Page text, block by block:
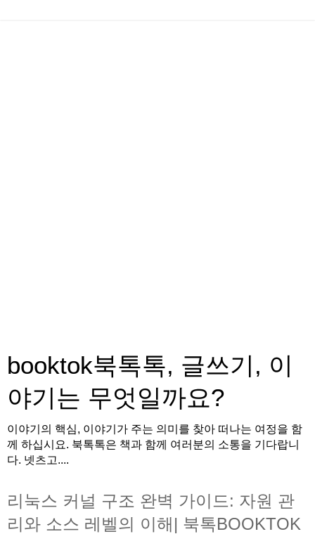
booktok북톡톡, 글쓰기, 이
야기는 무엇일까요?
이야기의 핵심, 이야기가 주는 의미를 찾아 떠나는 여정을 함
께 하십시요. 북톡톡은 책과 함께 여러분의 소통을 기다랍니
다. 넷츠고....
리눅스 커널 구조 완벽 가이드: 자원 관
리와 소스 레벨의 이해| 북톡BOOKTOK